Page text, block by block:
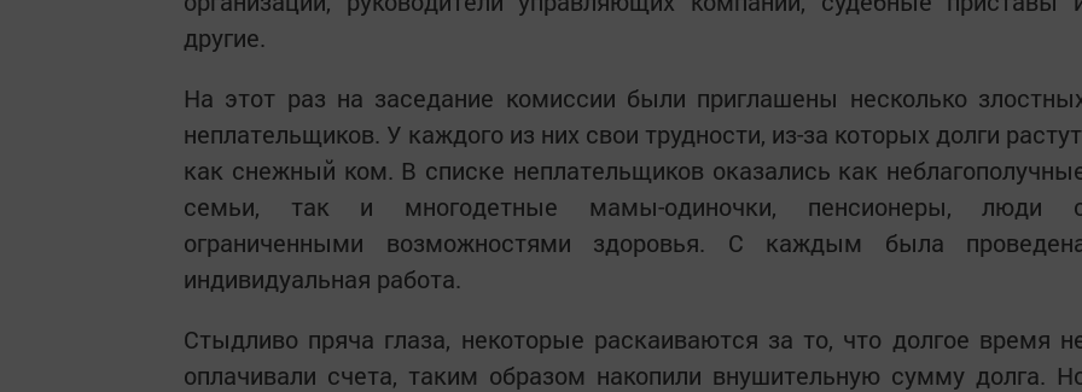
другие.
На этот раз на заседание комиссии были приглашены несколько
неплательщиков. У каждого из них свои трудности, из-за которых долги
как снежный ком. В списке неплательщиков оказались как
семьи, так и многодетные мамы-одиночки, пенсионеры, люди
ограниченными возможностями здоровья. С каждым была
индивидуальная работа.
Стыдливо пряча глаза, некоторые раскаиваются за то, что долгое время
оплачивали счета, таким образом накопили внушительную сумму долга.